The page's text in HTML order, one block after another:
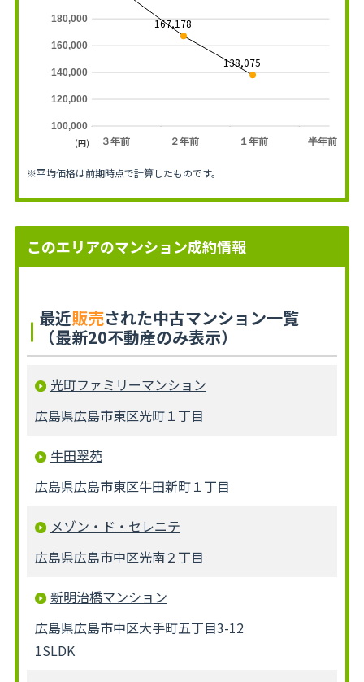
３年前 ２年前 １年前 半年前
100,000
120,000
140,000
160,000
180,000 167,178
138,075
(円)
※平均価格は前期時点で計算したものです。
このエリアのマンション成約情報
最近販売された中古マンション一覧
（最新20不動産のみ表示）
光町ファミリーマンション
広島県広島市東区光町１丁目
牛田翠苑
広島県広島市東区牛田新町１丁目
メゾン・ド・セレニテ
広島県広島市中区光南２丁目
新明治橋マンション
広島県広島市中区大手町五丁目3-12
1SLDK